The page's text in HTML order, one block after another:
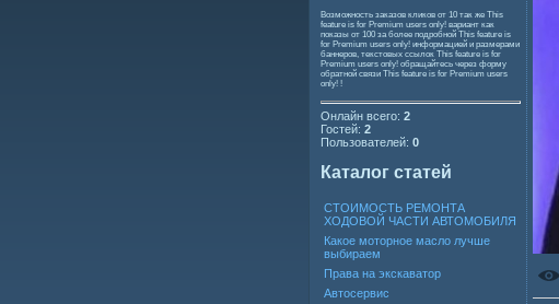
Возможность заказов кликов от 10 так же This
feature is for Premium users only! вариант как
показы от 100 за более подробной This feature is
for Premium users only! информацией и размерами
баннеров, текстовых ссылок This feature is for
Premium users only! обращайтесь через форму
обратной связи This feature is for Premium users
only! !
Онлайн всего: 2
Гостей: 2
Пользователей: 0
Каталог статей
СТОИМОСТЬ РЕМОНТА
ХОДОВОЙ ЧАСТИ АВТОМОБИЛЯ
Какое моторное масло лучше
выбираем
Права на экскаватор
Автосервис